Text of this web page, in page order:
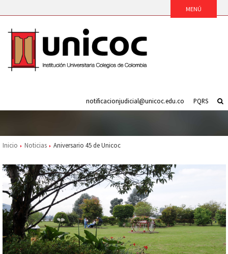
PQRS
notificacionjudicial@unicoc.edu.co
Inicio Noticias Aniversario 45 de Unicoc